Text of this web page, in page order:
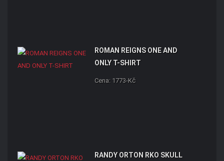
ROMAN REIGNS ONE AND
ONLY T-SHIRT
Cena: 1773-Kč
RANDY ORTON RKO SKULL